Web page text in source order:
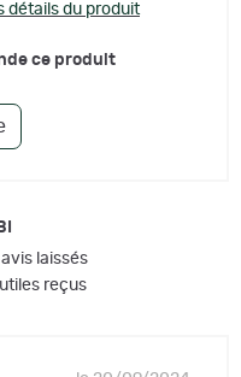
détails du produit
ce produit
laissés
reçus